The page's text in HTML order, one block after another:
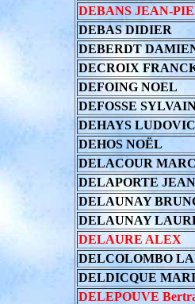
DEBANS JEAN-
DEBAS DIDIER
DEBERDT
DECROIX
DEFOING NOEL
DEFOSSE
DEHAYS LUDOVIC
DEHOS NOËL
DELACOUR
DELAPORTE
DELAUNAY
DELAUNAY
DELAURE ALEX
DELCOLOMBO
DELDICQUE
DELEPOUVE